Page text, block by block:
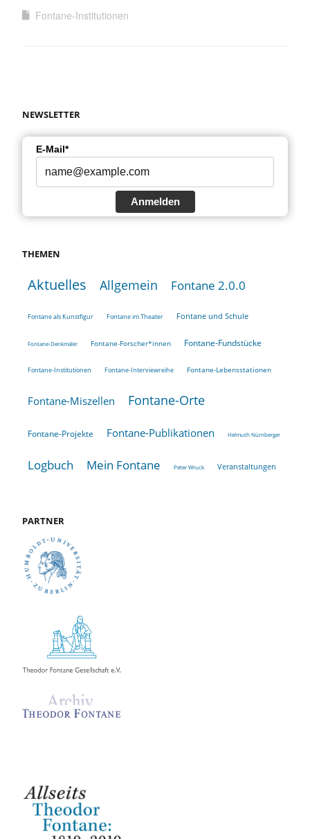
Fontane-Institutionen
NEWSLETTER
E-Mail*
Anmelden
THEMEN
Aktuelles Allgemein Fontane 2.0.0
Fontane als Kunstfigur Fontane im Theater Fontane und Schule
Fontane-Denkmäler Fontane-Forscher*innen Fontane-Fundstücke
Fontane-Institutionen Fontane-Interviewreihe Fontane-Lebensstationen
Fontane-Miszellen Fontane-Orte
Fontane-Projekte Fontane-Publikationen Helmuth Nürnberger
Logbuch Mein Fontane Peter Wruck Veranstaltungen
PARTNER